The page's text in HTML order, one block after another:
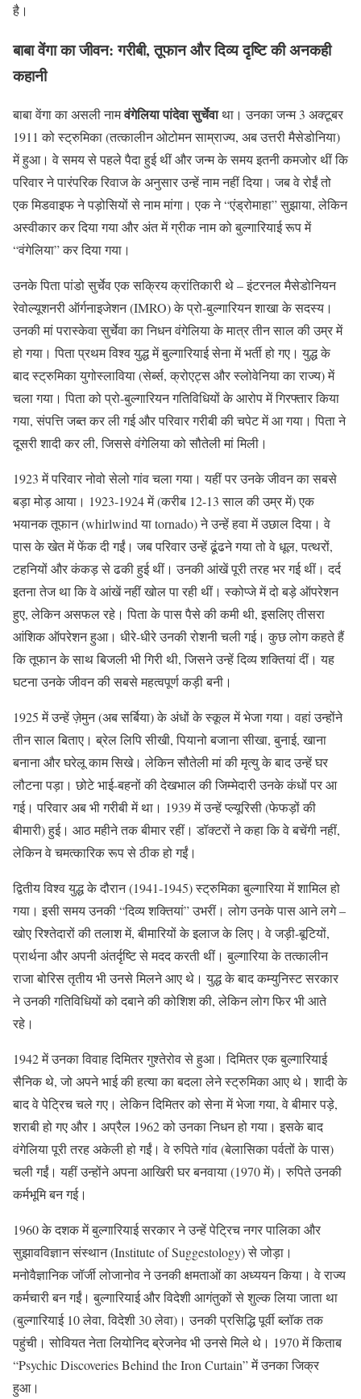
है।
बाबा वेंगा का जीवन: गरीबी, तूफान और दिव्य दृष्टि की अनकही
कहानी
बाबा वेंगा का असली नामवंगेलिया पांदेवा सुर्चेवाथा। उनका जन्म 3 अक्टूबर
1911 को स्ट्रुमिका (तत्कालीन ओटोमन साम्राज्य, अब उत्तरी मैसेडोनिया)
में हुआ। वे समय से पहले पैदा हुई थीं और जन्म के समय इतनी कमजोर थीं कि
परिवार ने पारंपरिक रिवाज के अनुसार उन्हें नाम नहीं दिया। जब वे रोईं तो
एक मिडवाइफ ने पड़ोसियों से नाम मांगा। एक ने “एंड्रोमाहा” सुझाया, लेकिन
अस्वीकार कर दिया गया और अंत में ग्रीक नाम को बुल्गारियाई रूप में
“वंगेलिया” कर दिया गया।
उनके पिता पांडो सुर्चेव एक सक्रिय क्रांतिकारी थे – इंटरनल मैसेडोनियन
रेवोल्यूशनरी ऑर्गनाइजेशन (IMRO) के प्रो-बुल्गारियन शाखा के सदस्य।
उनकी मां परास्केवा सुर्चेवा का निधन वंगेलिया के मात्र तीन साल की उम्र में
हो गया। पिता प्रथम विश्व युद्ध में बुल्गारियाई सेना में भर्ती हो गए। युद्ध के
बाद स्ट्रुमिका युगोस्लाविया (सेर्ब्स, क्रोएट्स और स्लोवेनिया का राज्य) में
चला गया। पिता को प्रो-बुल्गारियन गतिविधियों के आरोप में गिरफ्तार किया
गया, संपत्ति जब्त कर ली गई और परिवार गरीबी की चपेट में आ गया। पिता ने
दूसरी शादी कर ली, जिससे वंगेलिया को सौतेली मां मिली।
1923 में परिवार नोवो सेलो गांव चला गया। यहीं पर उनके जीवन का सबसे
बड़ा मोड़ आया। 1923-1924 में (करीब 12-13 साल की उम्र में) एक
भयानक तूफान (whirlwind या tornado) ने उन्हें हवा में उछाल दिया। वे
पास के खेत में फेंक दी गईं। जब परिवार उन्हें ढूंढने गया तो वे धूल, पत्थरों,
टहनियों और कंकड़ से ढकी हुई थीं। उनकी आंखें पूरी तरह भर गई थीं। दर्द
इतना तेज था कि वे आंखें नहीं खोल पा रही थीं। स्कोप्जे में दो बड़े ऑपरेशन
हुए, लेकिन असफल रहे। पिता के पास पैसे की कमी थी, इसलिए तीसरा
आंशिक ऑपरेशन हुआ। धीरे-धीरे उनकी रोशनी चली गई। कुछ लोग कहते हैं
कि तूफान के साथ बिजली भी गिरी थी, जिसने उन्हें दिव्य शक्तियां दीं। यह
घटना उनके जीवन की सबसे महत्वपूर्ण कड़ी बनी।
1925 में उन्हें ज़ेमुन (अब सर्बिया) के अंधों के स्कूल में भेजा गया। वहां उन्होंने
तीन साल बिताए। ब्रेल लिपि सीखी, पियानो बजाना सीखा, बुनाई, खाना
बनाना और घरेलू काम सिखे। लेकिन सौतेली मां की मृत्यु के बाद उन्हें घर
लौटना पड़ा। छोटे भाई-बहनों की देखभाल की जिम्मेदारी उनके कंधों पर आ
गई। परिवार अब भी गरीबी में था। 1939 में उन्हें प्ल्यूरिसी (फेफड़ों की
बीमारी) हुई। आठ महीने तक बीमार रहीं। डॉक्टरों ने कहा कि वे बचेंगी नहीं,
लेकिन वे चमत्कारिक रूप से ठीक हो गईं।
द्वितीय विश्व युद्ध के दौरान (1941-1945) स्ट्रुमिका बुल्गारिया में शामिल हो
गया। इसी समय उनकी “दिव्य शक्तियां” उभरीं। लोग उनके पास आने लगे –
खोए रिश्तेदारों की तलाश में, बीमारियों के इलाज के लिए। वे जड़ी-बूटियों,
प्रार्थना और अपनी अंतर्दृष्टि से मदद करती थीं। बुल्गारिया के तत्कालीन
राजा बोरिस तृतीय भी उनसे मिलने आए थे। युद्ध के बाद कम्युनिस्ट सरकार
ने उनकी गतिविधियों को दबाने की कोशिश की, लेकिन लोग फिर भी आते
रहे।
1942 में उनका विवाह दिमितर गुश्तेरोव से हुआ। दिमितर एक बुल्गारियाई
सैनिक थे, जो अपने भाई की हत्या का बदला लेने स्ट्रुमिका आए थे। शादी के
बाद वे पेट्रिच चले गए। लेकिन दिमितर को सेना में भेजा गया, वे बीमार पड़े,
शराबी हो गए और 1 अप्रैल 1962 को उनका निधन हो गया। इसके बाद
वंगेलिया पूरी तरह अकेली हो गईं। वे रुपिते गांव (बेलासिका पर्वतों के पास)
चली गईं। यहीं उन्होंने अपना आखिरी घर बनवाया (1970 में)। रुपिते उनकी
कर्मभूमि बन गई।
1960 के दशक में बुल्गारियाई सरकार ने उन्हें पेट्रिच नगर पालिका और
सुझावविज्ञान संस्थान (Institute of Suggestology) से जोड़ा।
मनोवैज्ञानिक जॉर्जी लोजानोव ने उनकी क्षमताओं का अध्ययन किया। वे राज्य
कर्मचारी बन गईं। बुल्गारियाई और विदेशी आगंतुकों से शुल्क लिया जाता था
(बुल्गारियाई 10 लेवा, विदेशी 30 लेवा)। उनकी प्रसिद्धि पूर्वी ब्लॉक तक
पहुंची। सोवियत नेता लियोनिद ब्रेजनेव भी उनसे मिले थे। 1970 में किताब
“Psychic Discoveries Behind the Iron Curtain” में उनका जिक्र
हुआ।